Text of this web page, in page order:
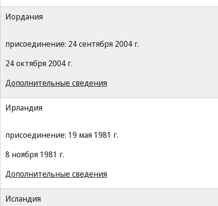
Иордания
присоединение: 24 сентября 2004 г.
24 октября 2004 г.
Дополнительные сведения
Ирландия
присоединение: 19 мая 1981 г.
8 ноября 1981 г.
Дополнительные сведения
Исландия